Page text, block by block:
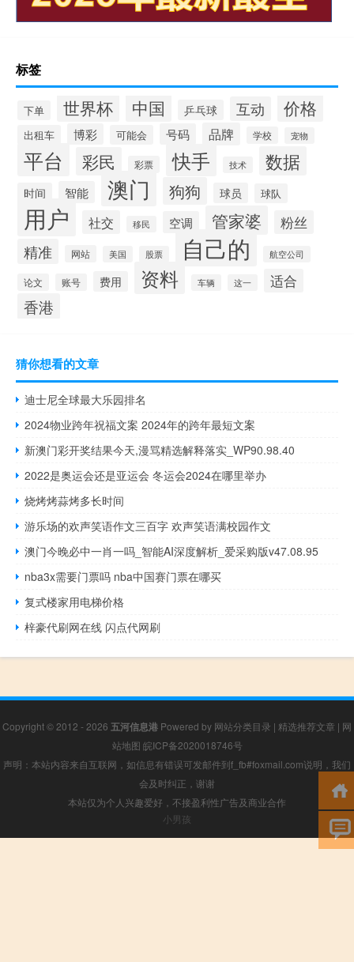
标签
下单 世界杯 中国 乒乓球 互动 价格
出租车 博彩 可能会 号码 品牌 学校 宠物
平台 彩民 彩票 快手 技术 数据
时间 智能 澳门 狗狗 球员 球队
用户 社交 移民 空调 管家婆 粉丝
精准 网站 美国 股票 自己的 航空公司
论文 账号 费用 资料 车辆 这一 适合
香港
猜你想看的文章
迪士尼全球最大乐园排名
2024物业跨年祝福文案 2024年的跨年最短文案
新澳门彩开奖结果今天,漫骂精选解释落实_WP90.98.40
2022是奥运会还是亚运会 冬运会2024在哪里举办
烧烤烤蒜烤多长时间
游乐场的欢声笑语作文三百字 欢声笑语满校园作文
澳门今晚必中一肖一吗_智能AI深度解析_爱采购版v47.08.95
nba3x需要门票吗 nba中国赛门票在哪买
复式楼家用电梯价格
梓豪代刷网在线 闪点代网刷
Copyright © 2012 - 2026 五河信息港 Powered by 网站分类目录 | 精选推荐文章 | 网
站地图 皖ICP备2020018746号
声明：本站内容来自互联网，如信息有错误可发邮件到f_fb#foxmail.com说明，我们
会及时纠正，谢谢
本站仅为个人兴趣爱好，不接盈利性广告及商业合作
小男孩